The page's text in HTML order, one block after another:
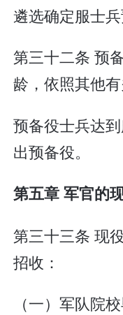
遴选确定服士兵
第三十二条 预
龄，依照其他有
预备役士兵达
出预备役。
第五章 军官的
第三十三条 现
招收：
（一）军队院